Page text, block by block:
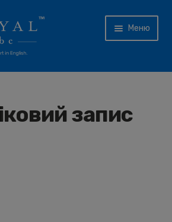
Меню
запис